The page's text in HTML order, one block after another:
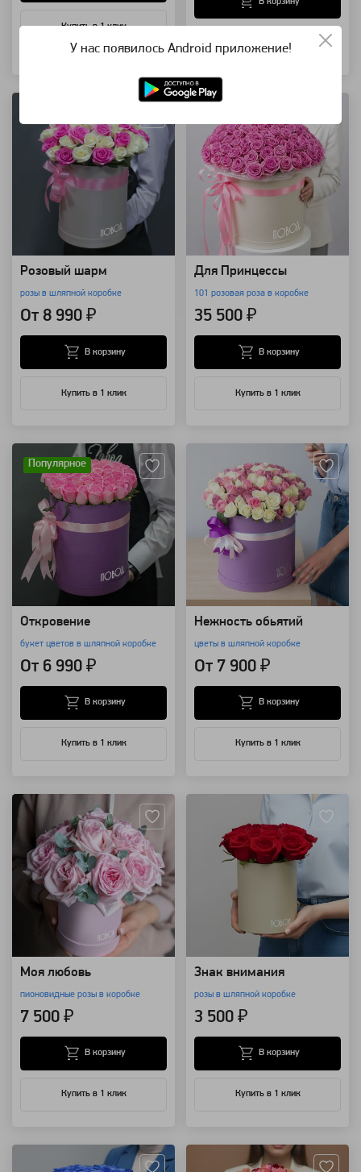
Купить в 1 клик
Купить в 1 клик
Розовый шарм
розы в шляпной коробке
От 8 990 ₽
Купить в 1 клик
В корзину
Артикул: 7473
Для Принцессы
101 розовая роза в коробке
35 500 ₽
Купить в 1 клик
В корзину
Популярное
Откровение
букет цветов в шляпной коробке
От 6 990 ₽
Купить в 1 клик
В корзину
Нежность обьятий
цветы в шляпной коробке
От 7 900 ₽
Купить в 1 клик
В корзину
Моя любовь
пионовидные розы в коробке
7 500 ₽
Купить в 1 клик
В корзину
Знак внимания
розы в шляпной коробке
3 500 ₽
Купить в 1 клик
В корзину
У нас появилось Android приложение!